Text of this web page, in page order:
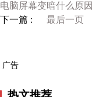
电脑屏幕变暗什么原因
下一篇 :
最后一页
广告